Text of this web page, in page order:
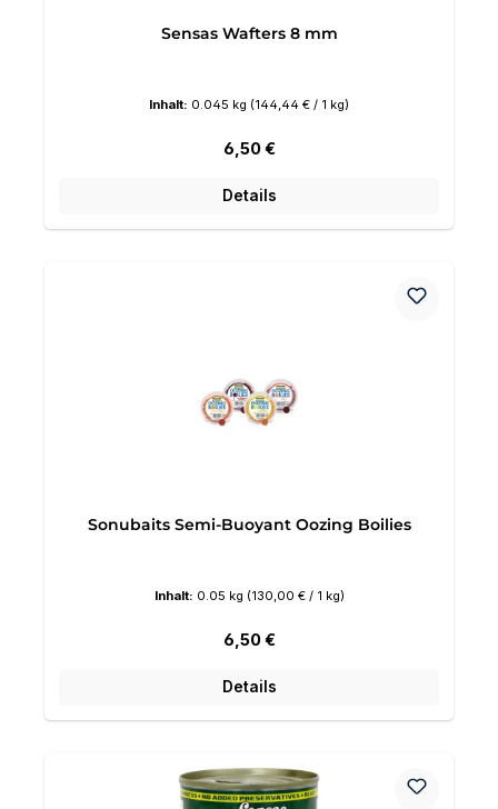
Sensas Wafters 8 mm
Inhalt: 0.045 kg (144,44 € / 1 kg)
Regulärer Preis:
6,50 €
Details
Sonubaits Semi-Buoyant Oozing Boilies
Inhalt: 0.05 kg (130,00 € / 1 kg)
Regulärer Preis:
6,50 €
Details